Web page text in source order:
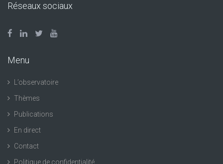
Réseaux sociaux
Menu
L’observatoire
Thèmes
Publications
En direct
Contact
Politique de confidentialité